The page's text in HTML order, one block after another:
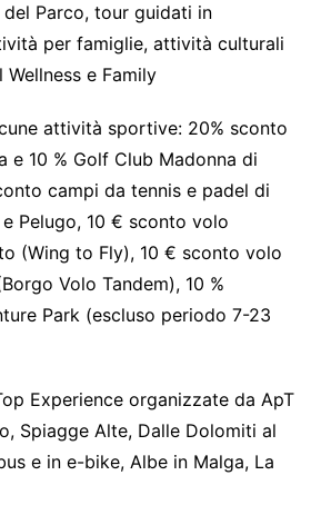
Parco, tour guidati in
per famiglie, attività culturali
e Family
attività sportive: 20% sconto
e 10 % Golf Club Madonna di
campi da tennis e padel di
Pelugo, 10 € sconto volo
(Wing to Fly), 10 € sconto volo
Volo Tandem), 10 %
Park (escluso periodo 7-23
Experience organizzate da ApT
Spiagge Alte, Dalle Dolomiti al
e in e-bike, Albe in Malga, La